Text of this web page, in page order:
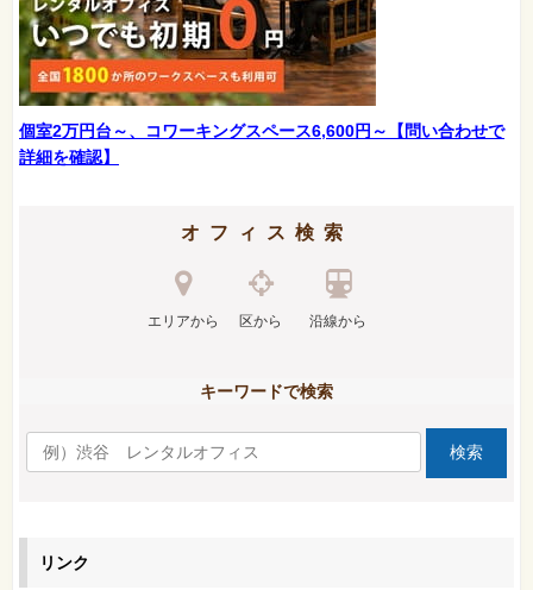
個室2万円台～、コワーキングスペース6,600円～【問い合わせで
詳細を確認】
オフィス検索
エリアから 区から 沿線から
キーワードで検索
リンク